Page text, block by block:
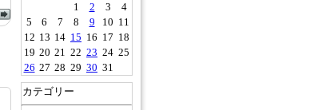
1 2 3
4
5
6 7 8 9 10 11
12 13 14 15 16 17 18
19 20 21 22 23 24 25
26 27 28 29 30 31
カテゴリー